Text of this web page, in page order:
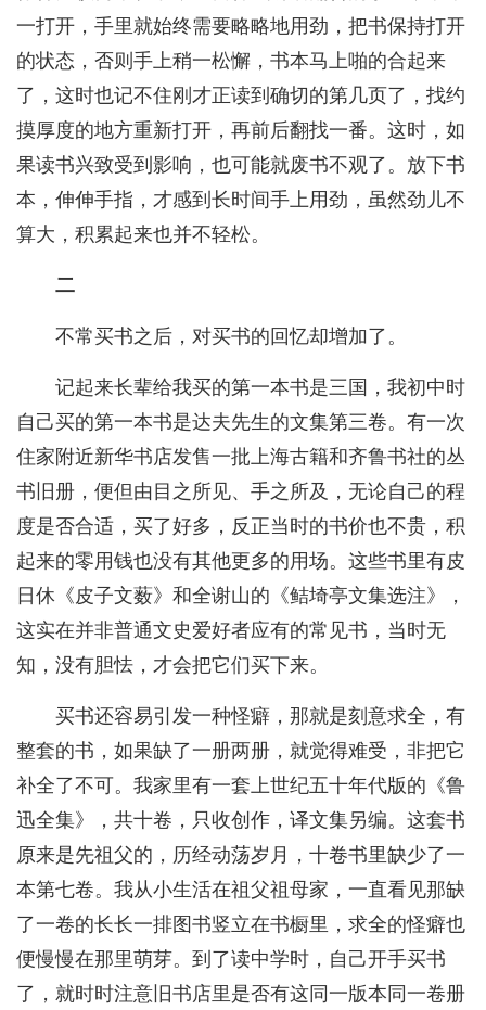
一打开，手里就始终需要略略地用劲，把书保持打开
的状态，否则手上稍一松懈，书本马上啪的合起来
了，这时也记不住刚才正读到确切的第几页了，找约
摸厚度的地方重新打开，再前后翻找一番。这时，如
果读书兴致受到影响，也可能就废书不观了。放下书
本，伸伸手指，才感到长时间手上用劲，虽然劲儿不
算大，积累起来也并不轻松。
二
不常买书之后，对买书的回忆却增加了。
记起来长辈给我买的第一本书是三国，我初中时
自己买的第一本书是达夫先生的文集第三卷。有一次
住家附近新华书店发售一批上海古籍和齐鲁书社的丛
书旧册，便但由目之所见、手之所及，无论自己的程
度是否合适，买了好多，反正当时的书价也不贵，积
起来的零用钱也没有其他更多的用场。这些书里有皮
日休《皮子文薮》和全谢山的《鲒埼亭文集选注》，
这实在并非普通文史爱好者应有的常见书，当时无
知，没有胆怯，才会把它们买下来。
买书还容易引发一种怪癖，那就是刻意求全，有
整套的书，如果缺了一册两册，就觉得难受，非把它
补全了不可。我家里有一套上世纪五十年代版的《鲁
迅全集》，共十卷，只收创作，译文集另编。这套书
原来是先祖父的，历经动荡岁月，十卷书里缺少了一
本第七卷。我从小生活在祖父祖母家，一直看见那缺
了一卷的长长一排图书竖立在书橱里，求全的怪癖也
便慢慢在那里萌芽。到了读中学时，自己开手买书
了，就时时注意旧书店里是否有这同一版本同一卷册